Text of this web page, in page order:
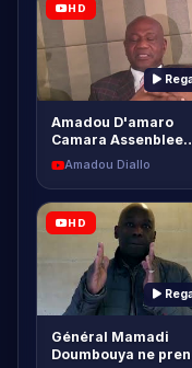
Amadou D'amaro
Camara Assenblee
Nationale (Majorite
Presidetielle)
Amadou Diallo
Général Mamadi
Doumbouya ne
pas le risque d'être
candidat - Pa…
Ibrahima Bah
HD